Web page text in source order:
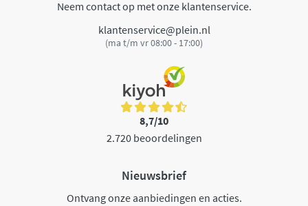
Neem contact op met onze klantenservice.
klantenservice@plein.nl
(ma t/m vr 08:00 - 17:00)
8,7/10
2.720 beoordelingen
Nieuwsbrief
Ontvang onze aanbiedingen en acties.